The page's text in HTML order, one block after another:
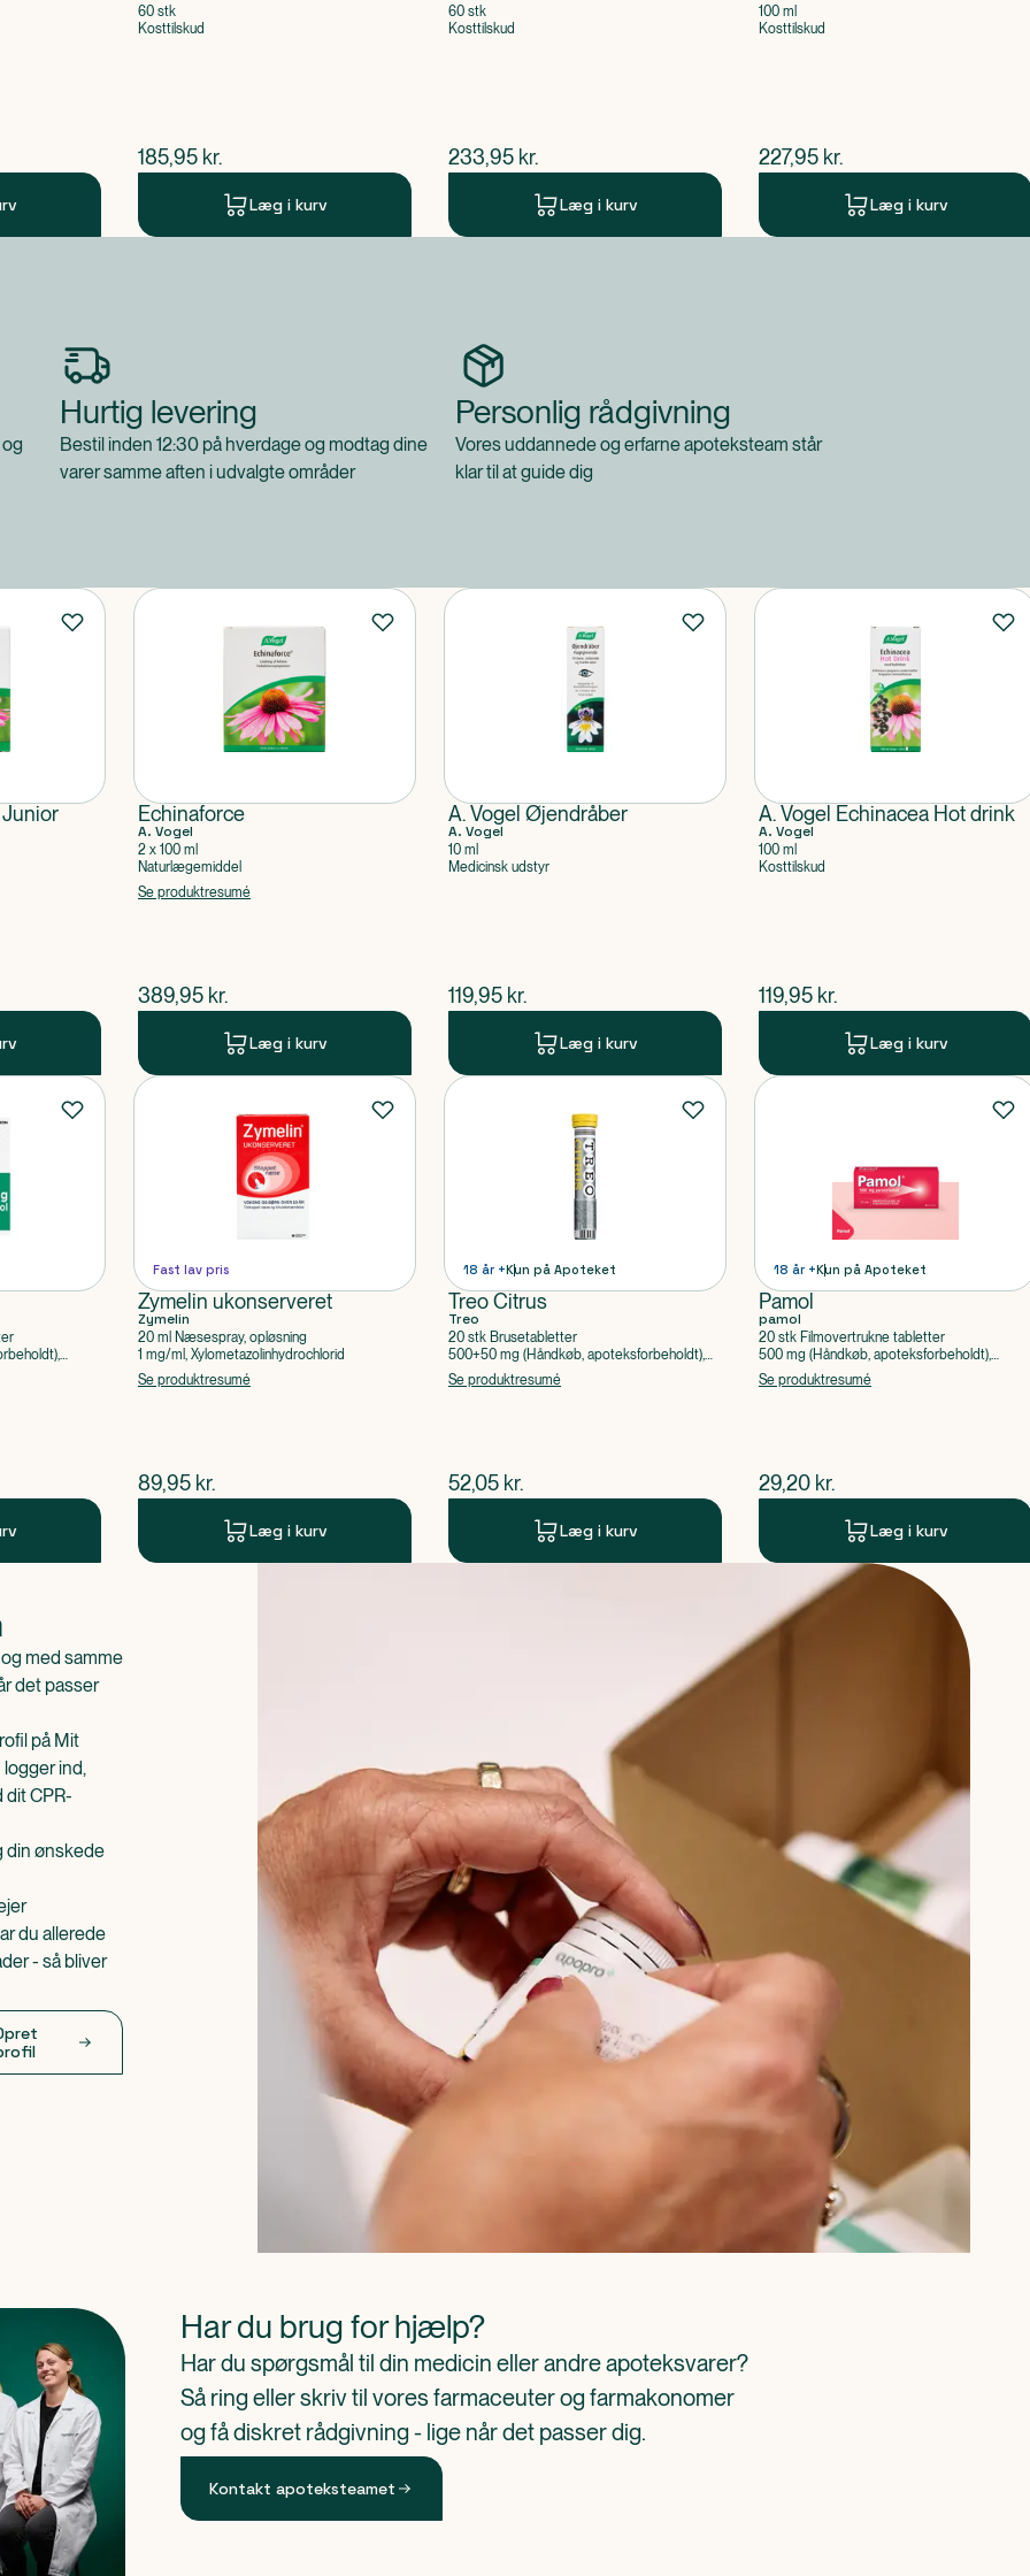
60 stk
Kosttilskud
$nuværende pris
185,95 kr.
Læg i kurv
60 stk
Kosttilskud
$nuværende pris
233,95 kr.
Læg i kurv
100 ml
Kosttilskud
$nuværende pris
227,95 kr.
Læg i kurv
Hurtig levering
Bestil inden 12:30 på hverdage og modtag dine
varer samme aften i udvalgte områder
Personlig rådgivning
Vores uddannede og erfarne apoteksteam står
klar til at guide dig
Echinaforce
A. Vogel
2 x 100 ml
Naturlægemiddel
Se produktresumé
$nuværende pris
389,95 kr.
Læg i kurv
A. Vogel Øjendråber
A. Vogel
10 ml
Medicinsk udstyr
$nuværende pris
119,95 kr.
Læg i kurv
A. Vogel Echinacea Hot drink
A. Vogel
100 ml
Kosttilskud
$nuværende pris
119,95 kr.
Læg i kurv
Fast lav pris
Zymelin ukonserveret
Zymelin
20 ml Næsespray, opløsning
1 mg/ml, Xylometazolinhydrochlorid
Se produktresumé
$nuværende pris
89,95 kr.
Læg i kurv
18 år +Kun på Apoteket
Treo Citrus
Treo
20 stk Brusetabletter
500+50 mg (Håndkøb, apoteksforbeholdt),
Acetylsalicylsyre, Caffein
Se produktresumé
$nuværende pris
52,05 kr.
Læg i kurv
18 år +Kun på Apoteket
Pamol
pamol
20 stk Filmovertrukne tabletter
500 mg (Håndkøb, apoteksforbeholdt),
Paracetamol
Se produktresumé
$nuværende pris
29,20 kr.
Læg i kurv
med samme
det passer
på Mit
ind,
dit CPR-
din ønskede
du allerede
- så bliver
Har du brug for hjælp?
Har du spørgsmål til din medicin eller andre apoteksvarer?
Så ring eller skriv til vores farmaceuter og farmakonomer
og få diskret rådgivning - lige når det passer dig.
Kontakt apoteksteamet